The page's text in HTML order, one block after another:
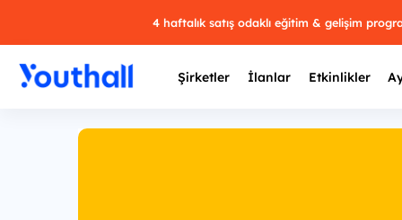
4 haftalık satış odaklı eğitim & gelişim
Şirketler İlanlar Etkinlikler